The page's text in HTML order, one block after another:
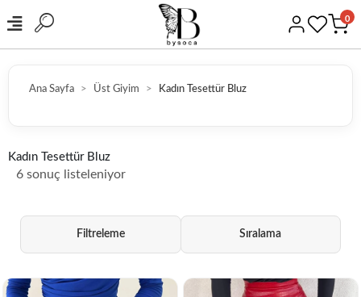
0
Ana Sayfa Üst Giyim Kadın Tesettür Bluz
Kadın Tesettür Bluz
6 sonuç listeleniyor
Filtreleme Sıralama